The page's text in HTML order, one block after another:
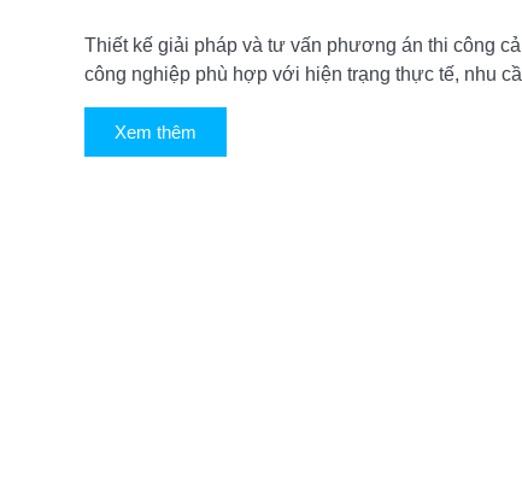
Thiết kế giải pháp và tư vấn phương án thi công
công nghiệp phù hợp với hiện trạng thực tế, nhu
Xem thêm